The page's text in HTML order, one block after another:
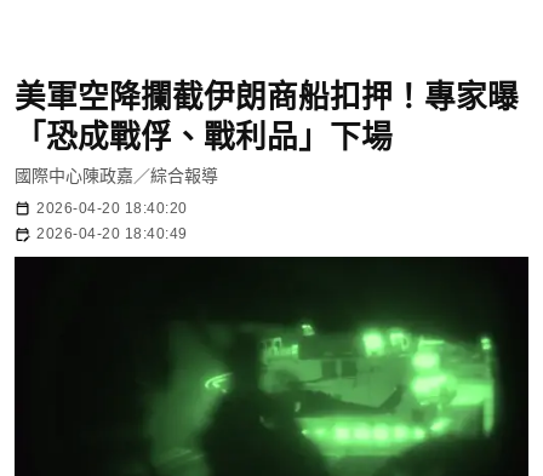
美軍空降攔截伊朗商船扣押！專家曝
「恐成戰俘、戰利品」下場
國際中心陳政嘉／綜合報導
2026-04-20 18:40:20
2026-04-20 18:40:49